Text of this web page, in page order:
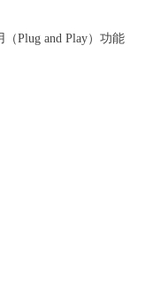
Plug and Play）功能